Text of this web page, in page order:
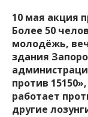
10 мая акция
Более 50
молодёжь,
здания
против
работает
другие